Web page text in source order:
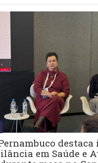
em Saúde e